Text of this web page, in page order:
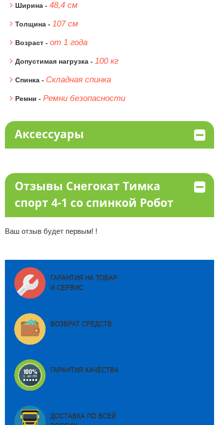
Ширина - 48,4 см
Толщина - 107 см
Возраст - от 1 года
Допустимая нагрузка - 100 кг
Спинка - Складная спинка
Ремни - Ремни безопасности
Аксессуары
Отзывы Снегокат Тимка
спорт 4-1 со спинкой Робот
Ваш отзыв будет первым! !
ГАРАНТИЯ НА ТОВАР
И СЕРВИС
ВОЗВРАТ СРЕДСТВ
ГАРАНТИЯ КАЧЕСТВА
ДОСТАВКА ПО ВСЕЙ